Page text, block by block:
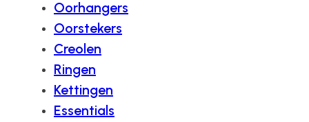
Oorhangers
Oorstekers
Creolen
Ringen
Kettingen
Essentials